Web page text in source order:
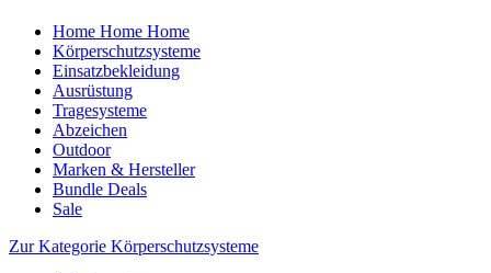
Home Home Home
Körperschutzsysteme
Einsatzbekleidung
Ausrüstung
Tragesysteme
Abzeichen
Outdoor
Marken & Hersteller
Bundle Deals
Sale
Zur Kategorie Körperschutzsysteme